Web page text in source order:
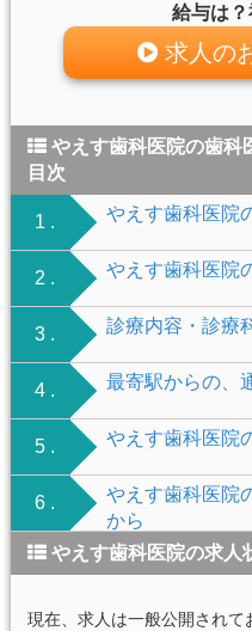
給与は？
求人の
やえす歯科医院の歯科
目次
1 . やえす歯科医院
2 . やえす歯科医院
3 . 診療内容・診療
4 . 最寄駅からの、
5 . やえす歯科医院
6 .
やえす歯科医院
から
やえす歯科医院の求人
現在、求人は一般公開されて